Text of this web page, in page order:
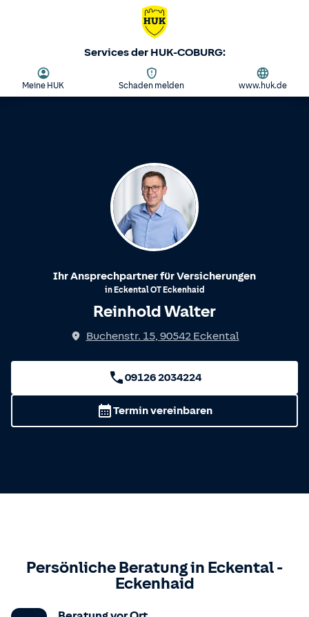
Services der HUK-COBURG:
Meine HUK Schaden melden www.huk.de
Ihr Ansprechpartner für Versicherungen
in EckentalOT Eckenhaid
Reinhold Walter
Buchenstr. 15, 90542 Eckental
09126 2034224
Termin vereinbaren
Persönliche Beratung in Eckental-
Eckenhaid